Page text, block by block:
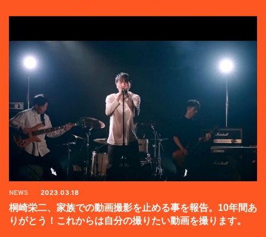
NEWS 2023.03.18
桐崎栄二、家族での動画撮影を止める事を報告。10年間あ
りがとう！これからは自分の撮りたい動画を撮ります。